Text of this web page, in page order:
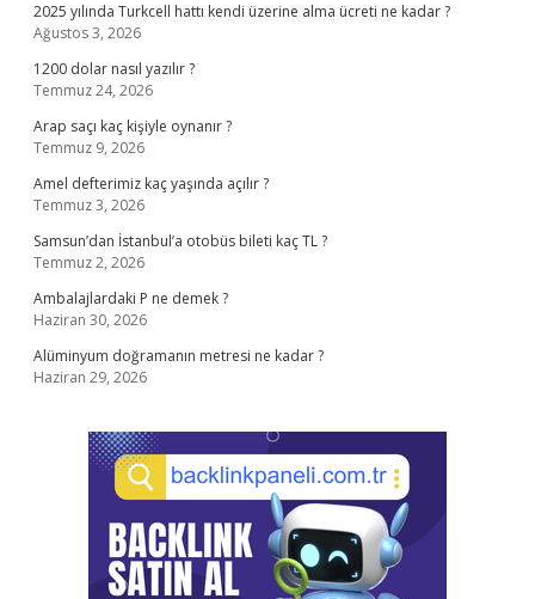
2025 yılında Turkcell hattı kendi üzerine alma ücreti ne kadar ?
Ağustos 3, 2026
1200 dolar nasıl yazılır ?
Temmuz 24, 2026
Arap saçı kaç kişiyle oynanır ?
Temmuz 9, 2026
Amel defterimiz kaç yaşında açılır ?
Temmuz 3, 2026
Samsun’dan İstanbul’a otobüs bileti kaç TL ?
Temmuz 2, 2026
Ambalajlardaki P ne demek ?
Haziran 30, 2026
Alüminyum doğramanın metresi ne kadar ?
Haziran 29, 2026